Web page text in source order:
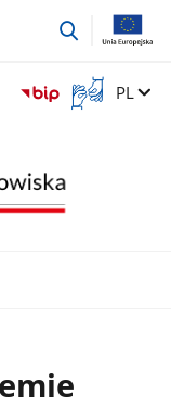
przejdź
Otwórz
okno
Zmień
PL